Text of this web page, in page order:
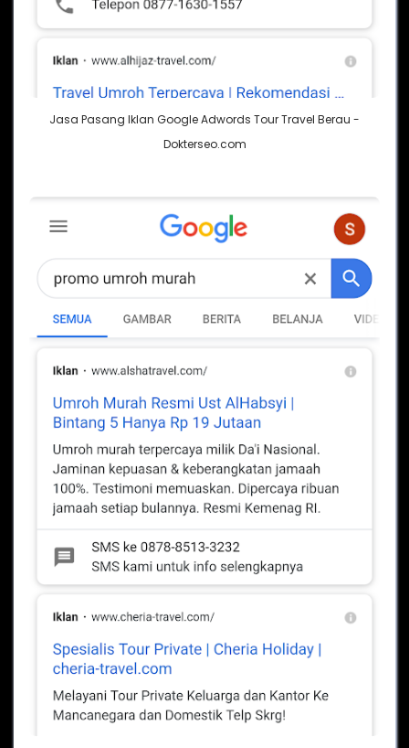
Jasa Pasang Iklan Google Adwords Tour Travel Berau -
Dokterseo.com